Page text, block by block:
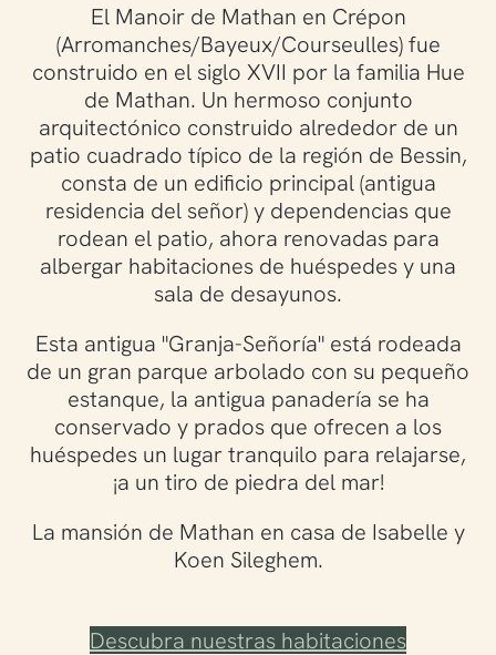
El Manoir de Mathan en Crépon
(Arromanches/Bayeux/Courseulles) fue
construido en el siglo XVII por la familia Hue
de Mathan. Un hermoso conjunto
arquitectónico construido alrededor de un
patio cuadrado típico de la región de Bessin,
consta de un edificio principal (antigua
residencia del señor) y dependencias que
rodean el patio, ahora renovadas para
albergar habitaciones de huéspedes y una
sala de desayunos.
Esta antigua "Granja-Señoría" está rodeada
de un gran parque arbolado con su pequeño
estanque, la antigua panadería se ha
conservado y prados que ofrecen a los
huéspedes un lugar tranquilo para relajarse,
¡a un tiro de piedra del mar!
La mansión de Mathan en casa de Isabelle y
Koen Sileghem.
Descubra nuestras habitaciones